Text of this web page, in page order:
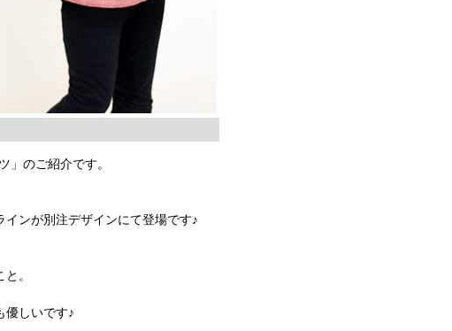
」のご紹介です。
ンが別注デザインにて登場です♪
。
優しいです♪